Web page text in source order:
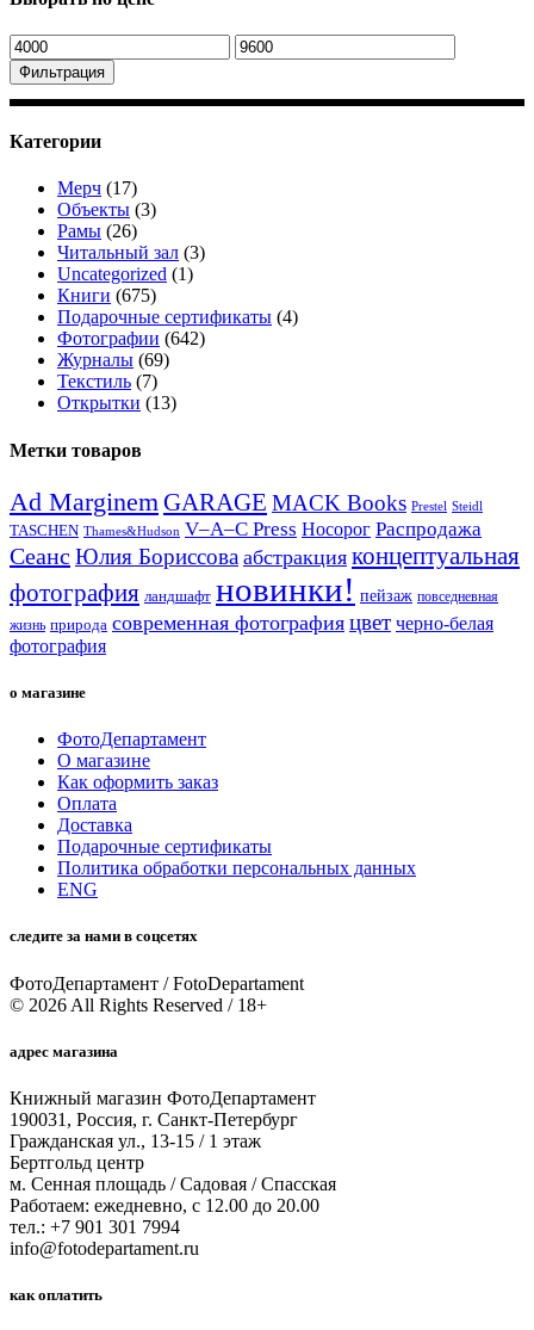
Минимальная
цена
Максимальная
цена
Фильтрация
Категории
Мерч (17)
Объекты (3)
Рамы (26)
Читальный зал (3)
Uncategorized (1)
Книги (675)
Подарочные сертификаты (4)
Фотографии (642)
Журналы (69)
Текстиль (7)
Открытки (13)
Метки товаров
Ad Marginem GARAGE MACK Books Prestel Steidl
TASCHEN Thames&Hudson V–A–C Press Носорог Распродажа
Сеанс Юлия Бориссова абстракция концептуальная
фотография ландшафт новинки! пейзаж повседневная
жизнь природа современная фотография цвет черно-белая
фотография
о магазине
ФотоДепартамент
О магазине
Как оформить заказ
Оплата
Доставка
Подарочные сертификаты
Политика обработки персональных данных
ENG
следите за нами в соцсетях
ФотоДепартамент / FotoDepartament
© 2026 All Rights Reserved / 18+
адрес магазина
Книжный магазин ФотоДепартамент
190031, Россия, г. Санкт-Петербург
Гражданская ул., 13-15 / 1 этаж
Бертгольд центр
м. Сенная площадь / Садовая / Спасская
Работаем: ежедневно, с 12.00 до 20.00
тел.: +7 901 301 7994
info@fotodepartament.ru
как оплатить